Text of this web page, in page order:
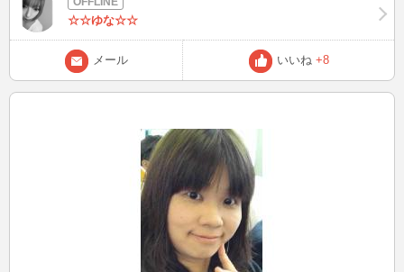
いね♪ ぼくとチャットしてみる？ 笑
☆☆ゆな☆☆
メール いいね +8